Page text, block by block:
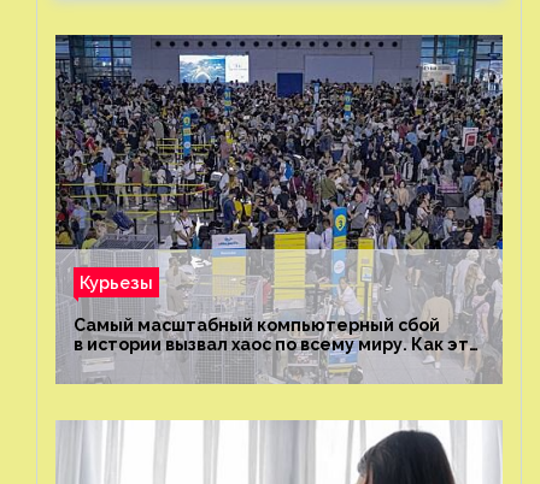
Курьезы
Самый масштабный компьютерный сбой
в истории вызвал хаос по всему миру. Как это
было?